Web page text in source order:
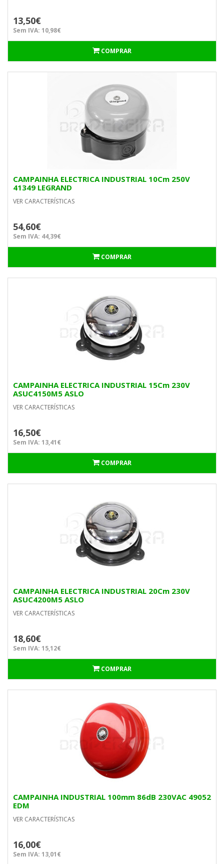
13,50€
Sem IVA: 10,98€
COMPRAR
CAMPAINHA ELECTRICA INDUSTRIAL 10Cm 250V
41349 LEGRAND
VER CARACTERÍSTICAS
54,60€
Sem IVA: 44,39€
COMPRAR
CAMPAINHA ELECTRICA INDUSTRIAL 15Cm 230V
ASUC4150M5 ASLO
VER CARACTERÍSTICAS
16,50€
Sem IVA: 13,41€
COMPRAR
CAMPAINHA ELECTRICA INDUSTRIAL 20Cm 230V
ASUC4200M5 ASLO
VER CARACTERÍSTICAS
18,60€
Sem IVA: 15,12€
COMPRAR
CAMPAINHA INDUSTRIAL 100mm 86dB 230VAC 49052
EDM
VER CARACTERÍSTICAS
16,00€
Sem IVA: 13,01€